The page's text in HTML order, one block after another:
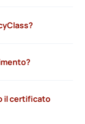
il certificato